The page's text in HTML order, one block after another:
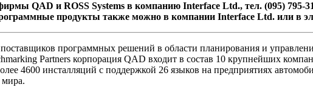
QAD и ROSS Systems в компанию Interface Ltd., тел. (095) 795-
продукты также можно в компании Interface Ltd. или в
программных решений в области планирования и
Partners корпорация QAD входит в состав 10 крупнейших
4600 инсталляций с поддержкой 26 языков на предприятиях